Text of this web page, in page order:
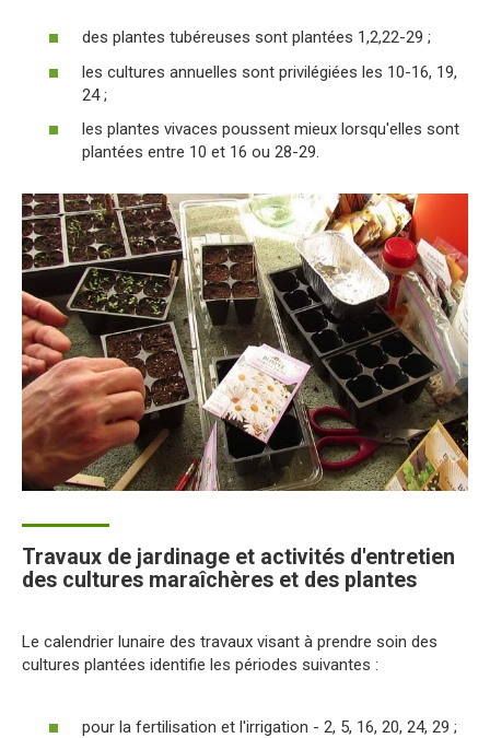
des plantes tubéreuses sont plantées 1,2,22-29 ;
les cultures annuelles sont privilégiées les 10-16, 19,
24 ;
les plantes vivaces poussent mieux lorsqu'elles sont
plantées entre 10 et 16 ou 28-29.
Travaux de jardinage et activités d'entretien
des cultures maraîchères et des plantes
Le calendrier lunaire des travaux visant à prendre soin des
cultures plantées identifie les périodes suivantes :
pour la fertilisation et l'irrigation - 2, 5, 16, 20, 24, 29 ;